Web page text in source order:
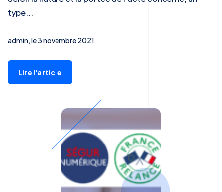
type...
admin, le 3 novembre 2021
Lire l'article